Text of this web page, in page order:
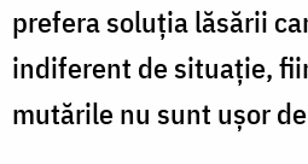
prefera soluția lăsării
indiferent de situație,
mutările nu sunt ușor